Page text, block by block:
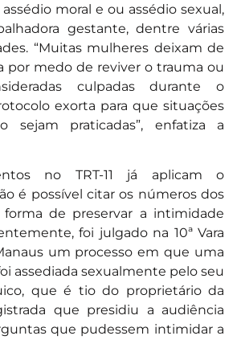
moral e ou assédio sexual,
gestante, dentre várias
“Muitas mulheres deixam de
por medo de reviver o trauma ou
culpadas durante o
exorta para que situações
sejam praticadas”, enfatiza a
no TRT-11 já aplicam o
é possível citar os números dos
forma de preservar a intimidade
foi julgado na 10ª Vara
um processo em que uma
assediada sexualmente pelo seu
que é tio do proprietário da
que presidiu a audiência
que pudessem intimidar a